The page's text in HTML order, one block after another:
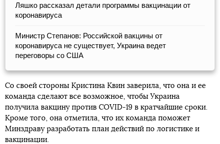
Ляшко рассказал детали программы вакцинации от
коронавируса
Министр Степанов: Российской вакцины от
коронавируса не существует, Украина ведет
переговоры со США
Со своей стороны Кристина Квин заверила, что она и ее
команда сделают все возможное, чтобы Украина
получила вакцину против COVID-19 в кратчайшие сроки.
Кроме того, она отметила, что их команда поможет
Минздраву разработать план действий по логистике и
вакцинации.